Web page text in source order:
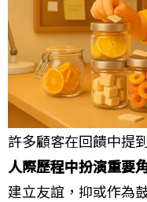
許多顧客在回饋中提
人際歷程中扮演重要
建立友誼，抑或作為